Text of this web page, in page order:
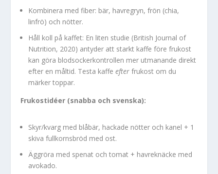
Kombinera med fiber: bär, havregryn, frön (chia,
linfrö) och nötter.
Håll koll på kaffet: En liten studie (British Journal of
Nutrition, 2020) antyder att starkt kaffe före frukost
kan göra blodsockerkontrollen mer utmanande direkt
efter en måltid. Testa kaffeefter frukost om du
märker toppar.
Frukostidéer (snabba och svenska):
Skyr/kvarg med blåbär, hackade nötter och kanel + 1
skiva fullkornsbröd med ost.
Äggröra med spenat och tomat + havreknäcke med
avokado.